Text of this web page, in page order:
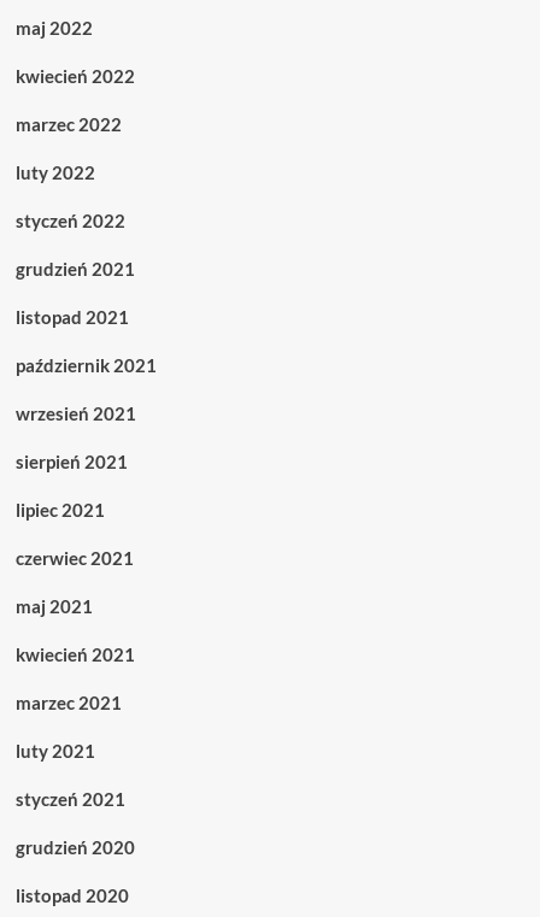
maj 2022
kwiecień 2022
marzec 2022
luty 2022
styczeń 2022
grudzień 2021
listopad 2021
październik 2021
wrzesień 2021
sierpień 2021
lipiec 2021
czerwiec 2021
maj 2021
kwiecień 2021
marzec 2021
luty 2021
styczeń 2021
grudzień 2020
listopad 2020